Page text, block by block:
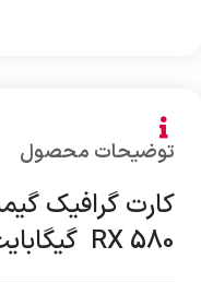
توضیحات محصول
RX 580 گیگابایت ظرفیت 8 گیگابایت